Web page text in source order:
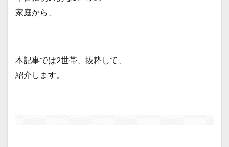
家庭から、
本記事では2世帯、抜粋して、
紹介します。